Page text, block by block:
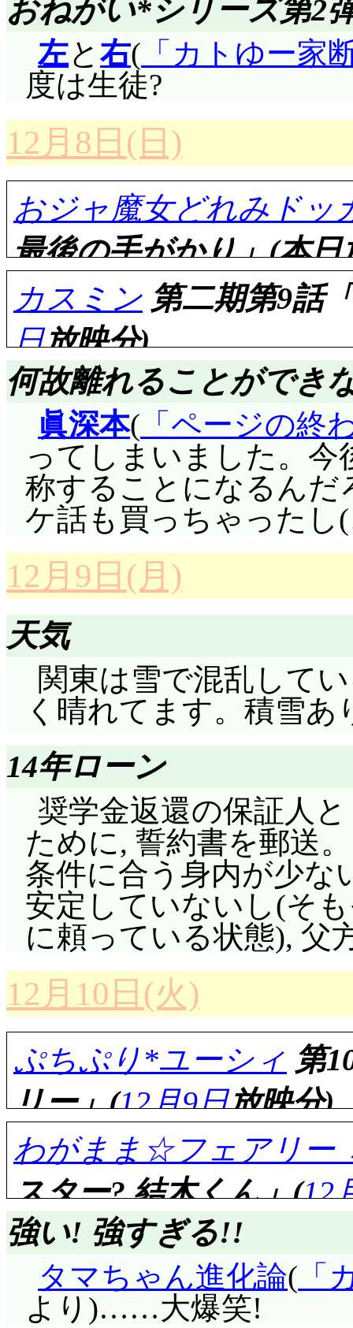
おねがい*シリーズ第2
左と右(
カトゆー家
度は生徒?
12月8日(日)
おジャ魔女どれみドッ
最後の手がかり」(本日
評価……☆☆☆☆(前回
どれみ達はともかく,
というのは大変です
くない」ももちゃん,
ますね(^^;;; ぽっぷは
なで」にはならない
「ただの中学生(=お
と決意して復活した
いうことでまた撃沈
今日だというのに
活させたとしても, 今
でしょうね。充分に
やらなくても(^^;;; バ
先々代女王陛下最後
孫・ロビー……あの母
ね。いい人ではある
セーフ? ロイ自身は魔
と思うんだけど。血
ゃないかなあ。
ロイの日記。1,000年
ランク王国あたりで
はない)。たとえ英語
ゃんには読めなかっ
の手によるタペスト
驚きました。イング
揃いの絵を作ったと
だと何でロイのもの
が。ロイが「振り返
すし, 次回が楽しみで
こしいことになって
カスミン 第二期第9話
日放映分)
評価……☆☆☆☆☆(前回
脚本流出話。カスミ
いるというか, と思っ
者向きの才能も発揮
したのには爆笑しま
ミに投資したような
需要を見定めて商品
人員を増やし(ユリ様
産業を子会社化し
レー屋と裏取り引き
あれだけ長期にわた
に予算1,000円(霧彦の
っていないと思うん
多いし。
収益に走りすぎ, 労
カスミ。人の笑顔の
バー・ストレンジャ
味しいところを持っ
かえでもこのバーに
ところじゃないでし
りびたっているのが
そうなのに。それで
何故離れることができ
眞深本(
ページの終
ってしまいました。今
称することになるんだ
ケ話も買っちゃったし
12月9日(月)
天気
関東は雪で混乱して
く晴れてます。積雪あ
14年ローン
奨学金返還の保証人
ために, 誓約書を郵送
条件に合う身内が少な
安定していないし(そ
に頼っている状態), 父
12月10日(火)
ぷちぷり*ユーシィ 第
リー」(12月9日放映分)
評価……☆☆☆☆☆(前回
図書館のアルバイト
同い年……でも仕事は
早速, 謎男アルクと運
わがまま☆フェアリー
スター? 結木くん」(12
評価……☆☆(前回比: -2)
強い! 強すぎる!!
タマちゃん進化論(
より)……大爆笑!